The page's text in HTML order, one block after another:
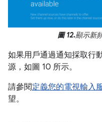
圖 12.顯示新
如果用戶通過通知採取行
源，如圖 10 所示。
請參閱定義您的電視輸入
望。